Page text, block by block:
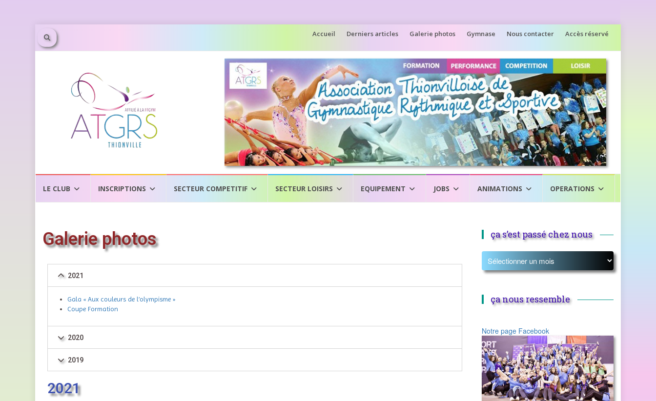
Accueil Derniers articles Galerie photos Gymnase Nous contacter Accès réservé
LE CLUB INSCRIPTIONS SECTEUR COMPETITIF SECTEUR LOISIRS EQUIPEMENT JOBS ANIMATIONS OPERATIONS
Galerie photos
2021
Gala « Aux couleurs de l’olympisme »
Coupe Formation
2020
2019
2021
ça s’est passé chez nous
ça nous ressemble
Notre page Facebook